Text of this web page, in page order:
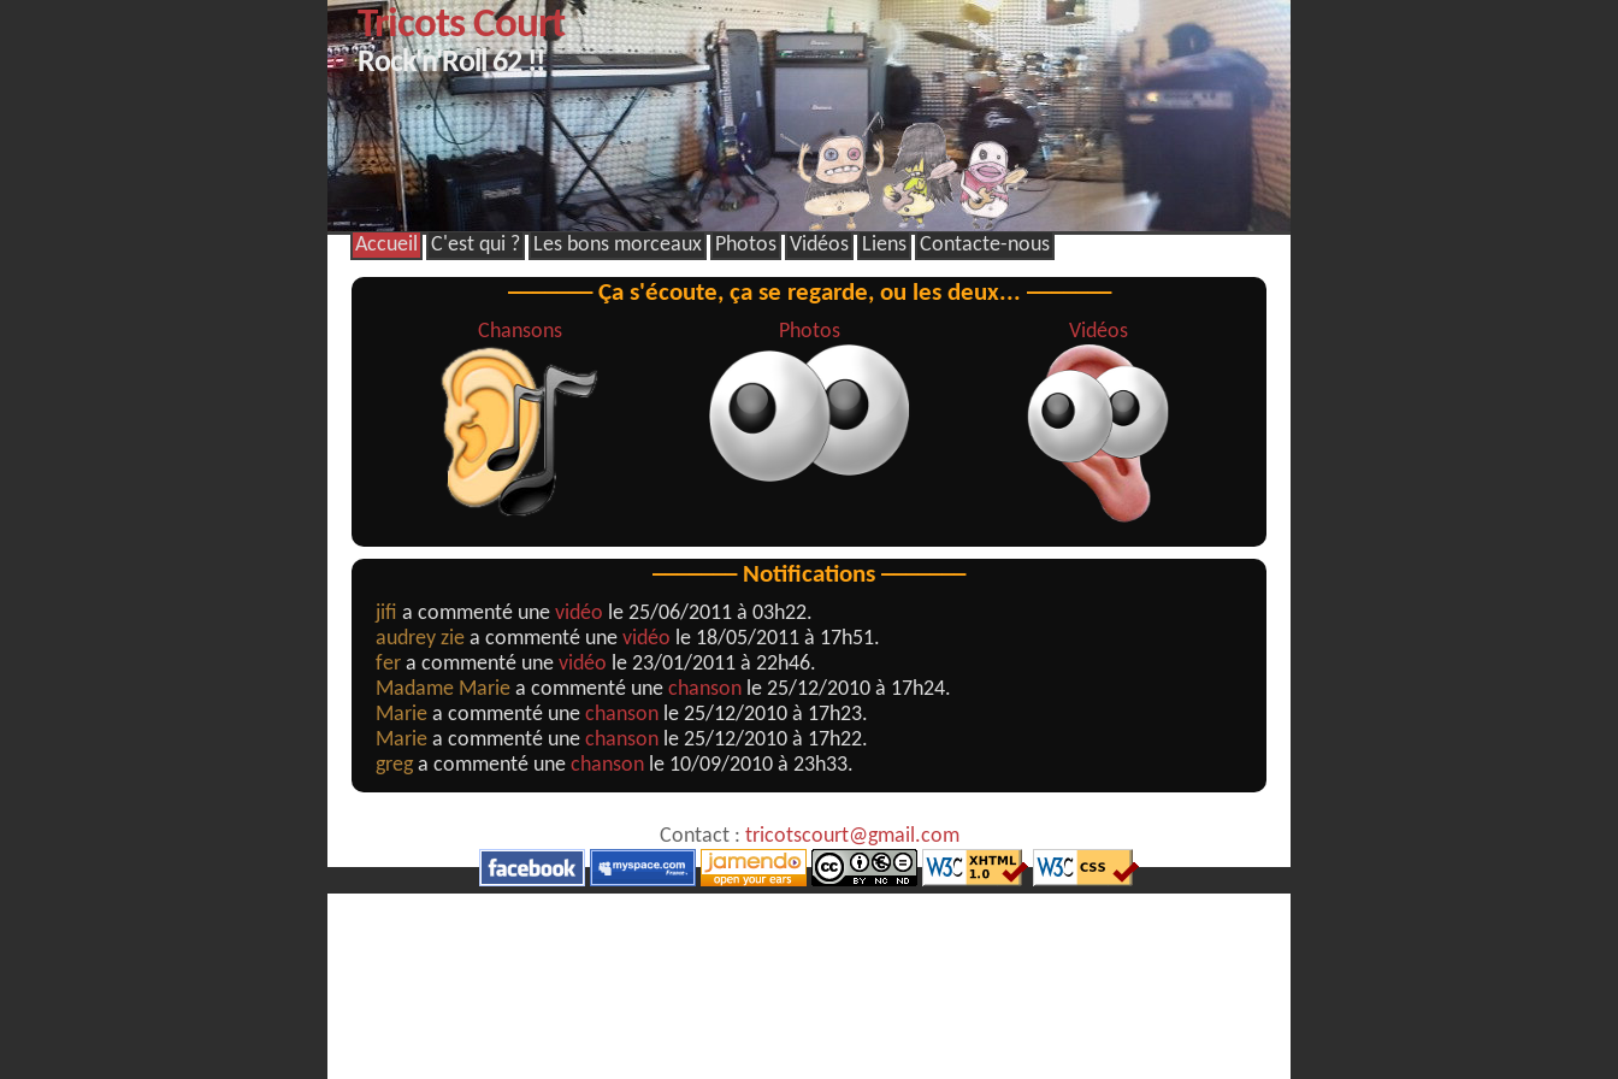
Tricots Court
Rock'n'Roll 62 !!
Accueil C'est qui ? Les bons morceaux Photos Vidéos Liens Contacte-nous
Ça s'écoute, ça se regarde, ou les deux...
Chansons Photos Vidéos
Notifications
jifi a commenté une vidéo le 25/06/2011 à 03h22.
audrey zie a commenté une vidéo le 18/05/2011 à 17h51.
fer a commenté une vidéo le 23/01/2011 à 22h46.
Madame Marie a commenté une chanson le 25/12/2010 à 17h24.
Marie a commenté une chanson le 25/12/2010 à 17h23.
Marie a commenté une chanson le 25/12/2010 à 17h22.
grega commenté une chanson le 10/09/2010 à 23h33.
Contact : tricotscourt@gmail.com